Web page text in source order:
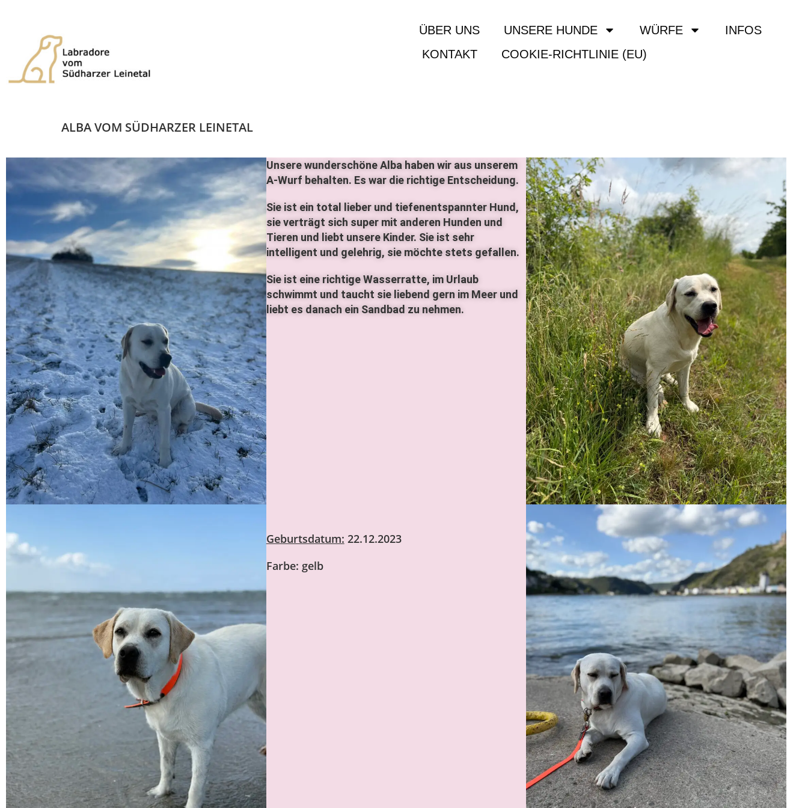
ÜBER UNS UNSERE HUNDE WÜRFE
INFOS
KONTAKT
COOKIE-RICHTLINIE (EU)
ALBA VOM SÜDHARZER LEINETAL
Unsere wunderschöne Alba haben wir aus unserem
A-Wurf behalten. Es war die richtige Entscheidung.
Sie ist ein total lieber und tiefenentspannter Hund,
sie verträgt sich super mit anderen Hunden und
Tieren und liebt unsere Kinder. Sie ist sehr
intelligent und gelehrig, sie möchte stets gefallen.
Sie ist eine richtige Wasserratte, im Urlaub
schwimmt und taucht sie liebend gern im Meer und
liebt es danach ein Sandbad zu nehmen.
Geburtsdatum: 22.12.2023
Farbe: gelb